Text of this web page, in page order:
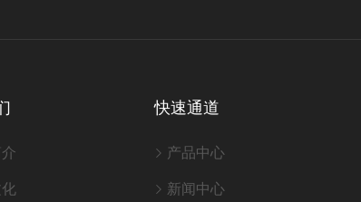
快速通道
产品中心
新闻中心